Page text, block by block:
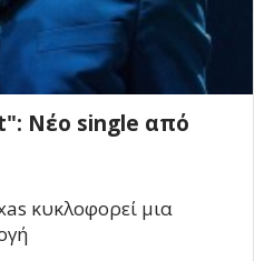
Νέο single από
κυκλοφορεί μια